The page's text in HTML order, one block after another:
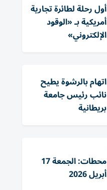
أول رحلة لطائرة تجارية
أمريكية بـ «الوقود
الإلكتروني»
اتهام بالرشوة يطيح
نائب رئيس جامعة
بريطانية
محطات: الجمعة 17
أبريل 2026